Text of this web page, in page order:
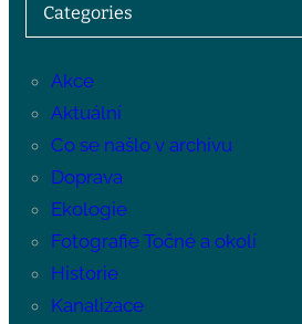
Categories
Akce
Aktuální
Co se našlo v archivu
Doprava
Ekologie
Fotografie Točné a okolí
Historie
Kanalizace